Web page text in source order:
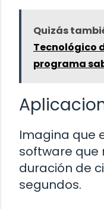
Quizás
Tecnológico
programa
Imagina que
software que
duración de
segundos.